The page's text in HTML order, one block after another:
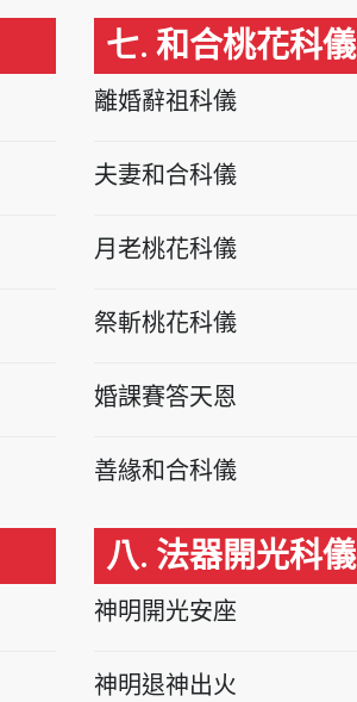
七. 和合桃花科儀
離婚辭祖科儀
夫妻和合科儀
月老桃花科儀
祭斬桃花科儀
婚課賽答天恩
善緣和合科儀
八. 法器開光科儀
神明開光安座
神明退神出火